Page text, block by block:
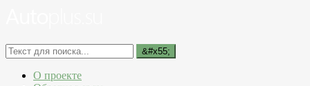
О проекте